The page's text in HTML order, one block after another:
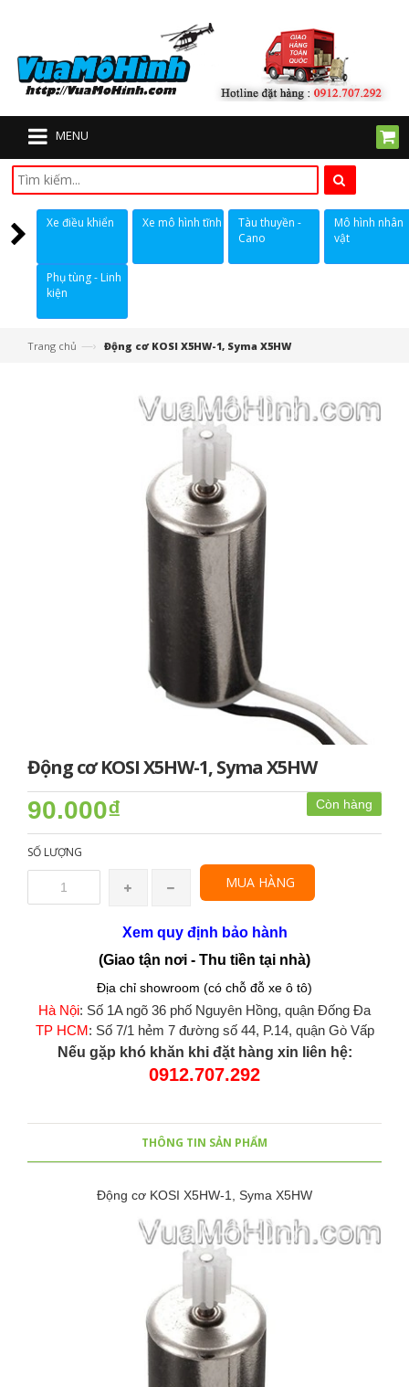
MENU
Xe điều khiển Xe mô hình tĩnh
Tàu thuyền -
Cano
Mô hình nhân
vật
Phụ tùng - Linh
kiện
Trang chủ —› Động cơ KOSI X5HW-1, Syma X5HW
Động cơ KOSI X5HW-1, Syma X5HW
Còn hàng
90.000₫
SỐ LƯỢNG
MUA HÀNG
Xem quy định bảo hành
(Giao tận nơi - Thu tiền tại nhà)
Địa chỉ showroom (có chỗ đỗ xe ô tô)
Hà Nội: Số 1A ngõ 36 phố Nguyên Hồng, quận Đống Đa
TP HCM : Số 7/1 hẻm 7 đường số 44, P.14, quận Gò Vấp
Nếu gặp khó khăn khi đặt hàng xin liên hệ:
0912.707.292
THÔNG TIN SẢN PHẨM
Động cơ KOSI X5HW-1, Syma X5HW